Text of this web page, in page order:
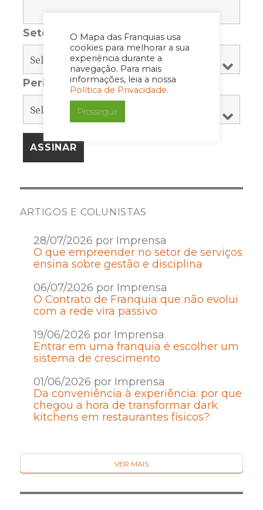
O Mapa das Franquias usa
cookies para melhorar a sua
experiência durante a
navegação. Para mais
informações, leia a nossa
Política de Privacidade.
Prosseguir
Setor
Periodicidade*
ARTIGOS E COLUNISTAS
28/07/2026 por Imprensa
O que empreender no setor de serviços
ensina sobre gestão e disciplina
06/07/2026 por Imprensa
O Contrato de Franquia que não evolui
com a rede vira passivo
19/06/2026 por Imprensa
Entrar em uma franquia é escolher um
sistema de crescimento
01/06/2026 por Imprensa
Da conveniência à experiência: por que
chegou a hora de transformar dark
kitchens em restaurantes físicos?
VER MAIS